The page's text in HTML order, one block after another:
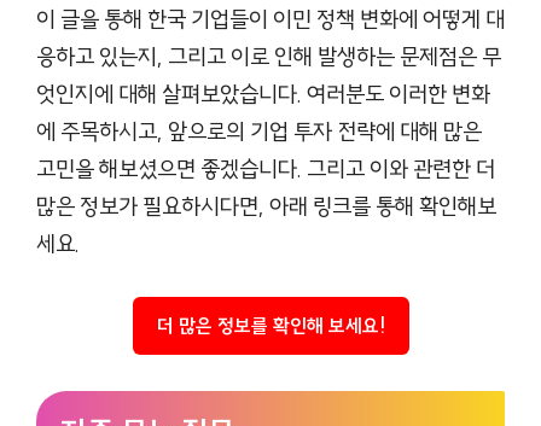
이 글을 통해 한국 기업들이 이민 정책 변화에 어떻게 대
응하고 있는지, 그리고 이로 인해 발생하는 문제점은 무
엇인지에 대해 살펴보았습니다. 여러분도 이러한 변화
에 주목하시고, 앞으로의 기업 투자 전략에 대해 많은
고민을 해보셨으면 좋겠습니다. 그리고 이와 관련한 더
많은 정보가 필요하시다면, 아래 링크를 통해 확인해보
세요.
더 많은 정보를 확인해 보세요!